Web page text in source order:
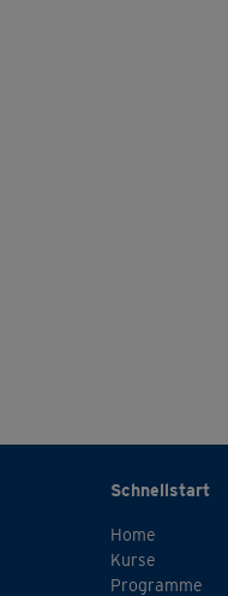
Schnellstart
Home
Kurse
Programme